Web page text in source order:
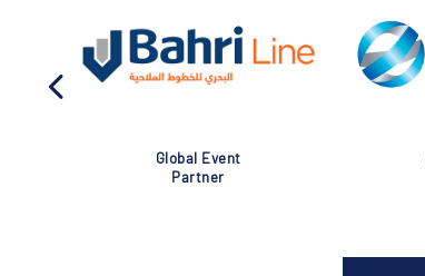
Global Event
Partner